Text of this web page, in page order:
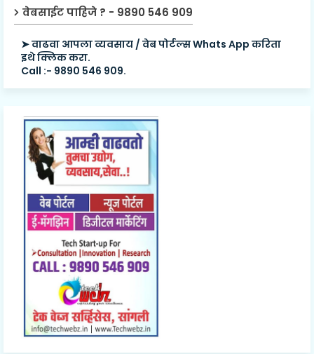
वेबसाईट पाहिजे ? - 9890 546 909
➤ वाढवा आपला व्यवसाय / वेब पोर्टल्स Whats App करिता
इथे क्लिक करा.
Call :- 9890 546 909.